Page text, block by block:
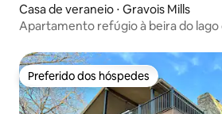
Casa de veraneio ⋅ Gravois Mills
Apartamento refúgio à beira do lago
Preferido dos hóspedes
Preferido dos hóspedes